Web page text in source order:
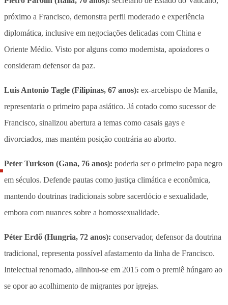
próximo a Francisco, demonstra perfil moderado e experiência
diplomática, inclusive em negociações delicadas com China e
Oriente Médio. Visto por alguns como modernista, apoiadores o
consideram defensor da paz.
Luis Antonio Tagle (Filipinas, 67 anos): ex-arcebispo de Manila,
representaria o primeiro papa asiático. Já cotado como sucessor de
Francisco, sinalizou abertura a temas como casais gays e
divorciados, mas mantém posição contrária ao aborto.
Peter Turkson (Gana, 76 anos): poderia ser o primeiro papa negro
em séculos. Defende pautas como justiça climática e econômica,
mantendo doutrinas tradicionais sobre sacerdócio e sexualidade,
embora com nuances sobre a homossexualidade.
Péter Erdő (Hungria, 72 anos): conservador, defensor da doutrina
tradicional, representa possível afastamento da linha de Francisco.
Intelectual renomado, alinhou-se em 2015 com o premiê húngaro ao
se opor ao acolhimento de migrantes por igrejas.